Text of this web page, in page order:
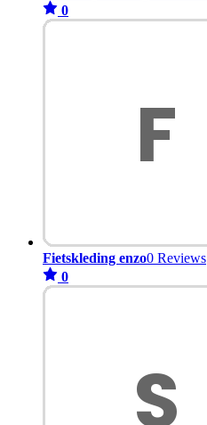
0
Fietskleding enzo0 Reviews
0